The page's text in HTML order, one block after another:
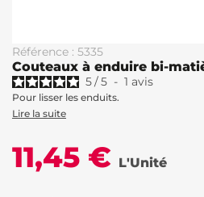
Référence : 5335
Couteaux à enduire bi-
5/5 - 1 avis
Pour lisser les enduits.
Lire la suite
11,45 € L'Unité